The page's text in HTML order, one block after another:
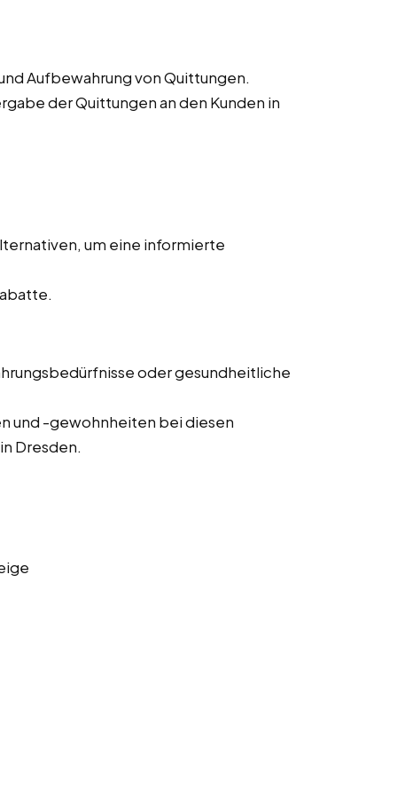
Aufbewahrung von Quittungen.
der Quittungen an den Kunden in
um eine informierte
oder gesundheitliche
und -gewohnheiten bei diesen
Dresden.